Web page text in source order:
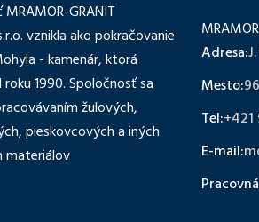
GRANIT
vznikla ako pokračovanie
- kamenár, ktorá
1990. Spoločnosť sa
žulových,
pieskovcových a iných
materiálov
Adresa:
Mesto:
Tel:
E-mail: